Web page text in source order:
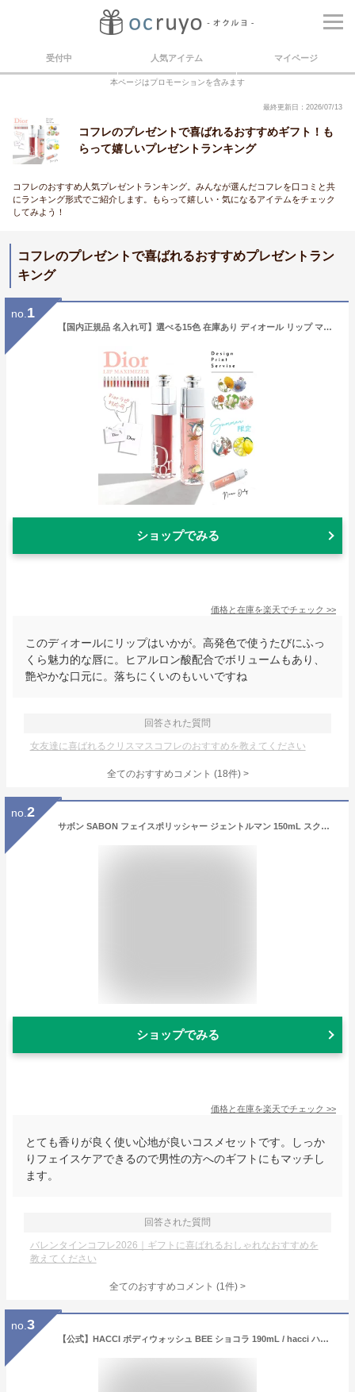
受付中 人気アイテム マイページ
本ページはプロモーションを含みます
最終更新日：2026/07/13
コフレのプレゼントで喜ばれるおすすめギフト！も
らって嬉しいプレゼントランキング
コフレのおすすめ人気プレゼントランキング。みんなが選んだコフレを口コミと共
にランキング形式でご紹介します。もらって嬉しい・気になるアイテムをチェック
してみよう！
コフレのプレゼントで喜ばれるおすすめプレゼントラン
キング
no. 1
【国内正規品 名入れ可】選べる15色 在庫あり ディオール リップ マキシマイザー Dior アディクト リップグロス リップケア コスメ 化粧品 ブランド 女性 誕生日 プレゼント ギフト 人気 2025年新色
ショップでみる
価格と在庫を楽天でチェック >>
このディオールにリップはいかが。高発色で使うたびにふっ
くら魅力的な唇に。ヒアルロン酸配合でボリュームもあり、
艶やかな口元に。落ちにくいのもいいですね
回答された質問
女友達に喜ばれるクリスマスコフレのおすすめを教えてください
全てのおすすめコメント (18件) >
no. 2
サボン SABON フェイスポリッシャー ジェントルマン 150mL スクラブ洗顔 プレシェーブ フェイススクラブ 誕生日デー メンズ 男性 20代 30代 40代 50代 旦那 プレゼント ギフト フェイスケア コスメ 喜ばれるギフト 2026 香り バレンタイン ホワイトデー
ショップでみる
価格と在庫を楽天でチェック >>
とても香りが良く使い心地が良いコスメセットです。しっか
りフェイスケアできるので男性の方へのギフトにもマッチし
ます。
回答された質問
バレンタインコフレ2026｜ギフトに喜ばれるおしゃれなおすすめを
教えてください
全てのおすすめコメント (1件) >
no. 3
【公式】HACCI ボディウォッシュ BEE ショコラ 190mL / hacci ハッチ はっち / 送料無料 / ボディソープ 保湿 ビターショコラの香り / はちみつ ハチミツ 蜂蜜 / ギフト お祝い 内祝い プレゼント 誕生日 バレンタイン / BW08190HA